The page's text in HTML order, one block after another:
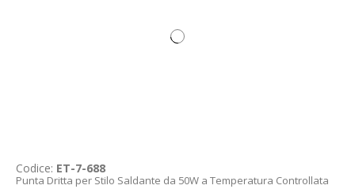
Codice: ET-7-688
Punta Dritta per Stilo Saldante da 50W a Temperatura Controllata